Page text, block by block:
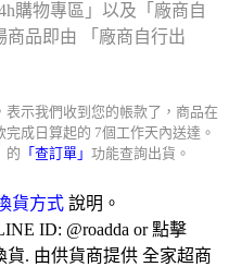
購物專區」以及「廠商自
品即由 「廠商自行出
示我們收到您的帳款了，商品在
成日算起的 7個工作天內送達。
的 「 查訂單 」 功能查詢出貨 。
貨方式 說明。
ID: @roadda or 點擊
貨. 由供貨商提供 全家超商